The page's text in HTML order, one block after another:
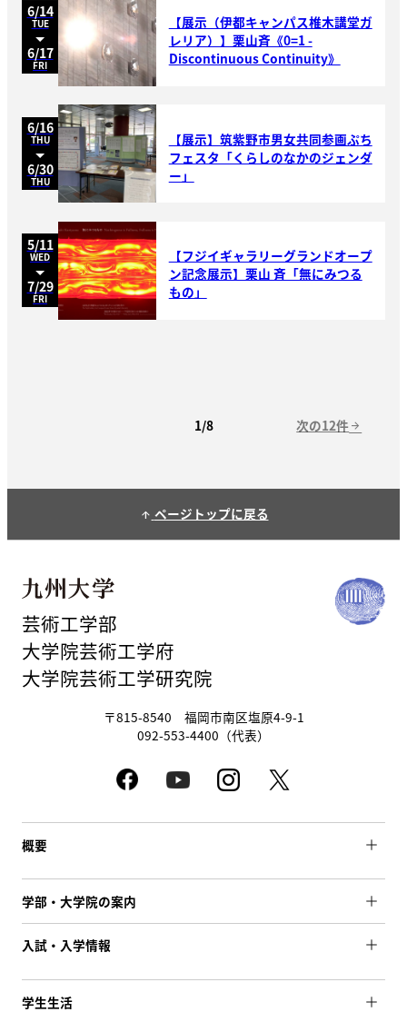
6/14
TUE
6/17
FRI
【展示（伊都キャンパス椎木講堂ガ
レリア）】栗山斉《0=1 -
Discontinuous Continuity》
6/16
THU
6/30
THU
【展示】筑紫野市男女共同参画ぷち
フェスタ「くらしのなかのジェンダ
ー」
5/11
WED
7/29
FRI
【フジイギャラリーグランドオープ
ン記念展示】栗山 斉「無にみつる
もの」
次の12件 arrow_forward
1/8
arrow_upward ページトップに戻る
芸術工学部
大学院芸術工学府
大学院芸術工学研究院
〒815-8540 福岡市南区塩原4-9-1
092-553-4400（代表）
概要
学部・大学院の案内
入試・入学情報
学生生活